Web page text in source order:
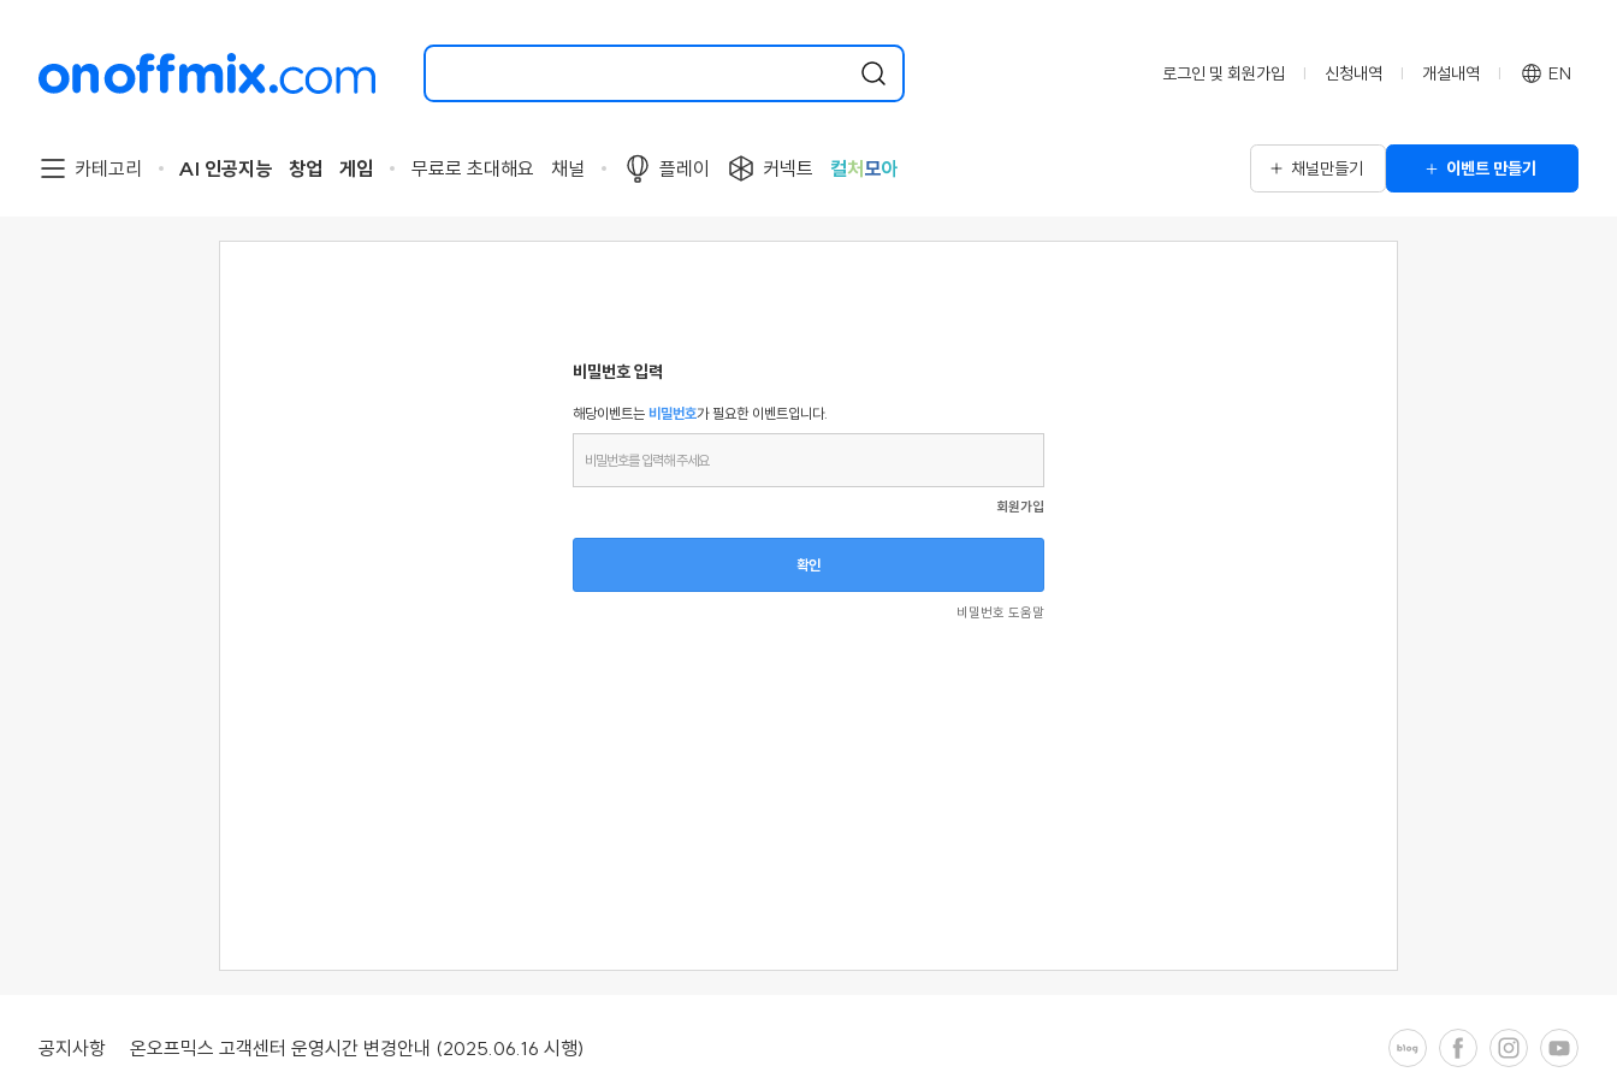
검
할
트
해
로그인 및 회원가입 신청내역 개설내역 EN
카테고리 AI 인공지능 창업 게임 무료로 초대해요 채널 플레이 커넥트 컬처 모아 채널만들기 이벤트 만들기
비밀번호 입력
해당이벤트는 비밀번호가 필요한 이벤트입니다.
회원가입
비밀번호 도움말
공지사항 온오프믹스 고객센터 운영시간 변경안내 (2025.06.16 시행)